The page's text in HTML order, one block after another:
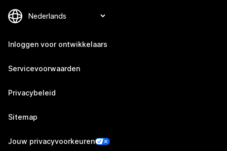
Inloggen voor ontwikkelaars
Servicevoorwaarden
Privacybeleid
Sitemap
Jouw privacyvoorkeuren